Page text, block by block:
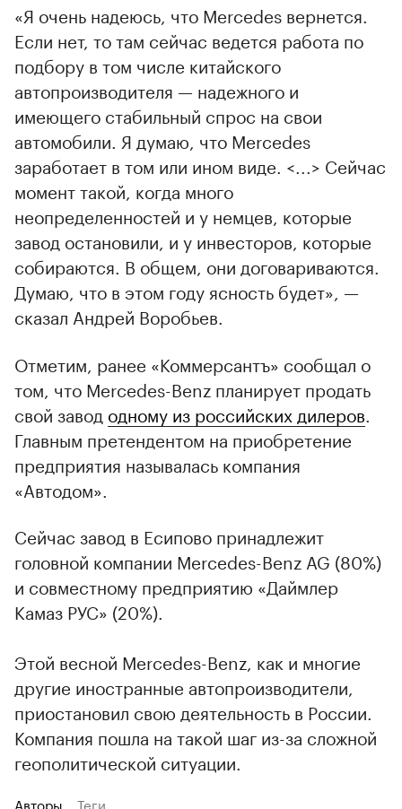
«Я очень надеюсь, что Mercedes вернется.
Если нет, то там сейчас ведется работа по
подбору в том числе китайского
автопроизводителя — надежного и
имеющего стабильный спрос на свои
автомобили. Я думаю, что Mercedes
заработает в том или ином виде. <...> Сейчас
момент такой, когда много
неопределенностей и у немцев, которые
завод остановили, и у инвесторов, которые
собираются. В общем, они договариваются.
Думаю, что в этом году ясность будет», —
сказал Андрей Воробьев.
Отметим, ранее «Коммерсантъ» сообщал о
том, что Mercedes-Benz планирует продать
свой завод одному из российских дилеров.
Главным претендентом на приобретение
предприятия называлась компания
«Автодом».
Сейчас завод в Есипово принадлежит
головной компании Mercedes-Benz AG (80%)
и совместному предприятию «Даймлер
Камаз РУС» (20%).
Этой весной Mercedes-Benz, как и многие
другие иностранные автопроизводители,
приостановил свою деятельность в России.
Компания пошла на такой шаг из-за сложной
геополитической ситуации.
Авторы Теги